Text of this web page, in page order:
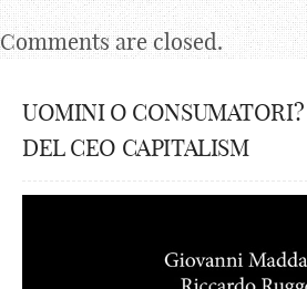
Comments are closed.
UOMINI O
DEL CEO CAPITALISM